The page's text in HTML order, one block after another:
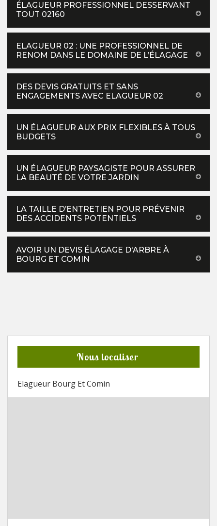
ÉLAGUEUR PROFESSIONNEL DESSERVANT
TOUT 02160
ELAGUEUR 02 : UNE PROFESSIONNEL DE
RENOM DANS LE DOMAINE DE L’ÉLAGAGE
DES DEVIS GRATUITS ET SANS
ENGAGEMENTS AVEC ELAGUEUR 02
UN ÉLAGUEUR AUX PRIX FLEXIBLES À TOUS
BUDGETS
UN ÉLAGUEUR PAYSAGISTE POUR ASSURER
LA BEAUTÉ DE VOTRE JARDIN
LA TAILLE D’ENTRETIEN POUR PRÉVENIR
DES ACCIDENTS POTENTIELS
AVOIR UN DEVIS ÉLAGAGE D'ARBRE À
BOURG ET COMIN
Nous localiser
Elagueur Bourg Et Comin